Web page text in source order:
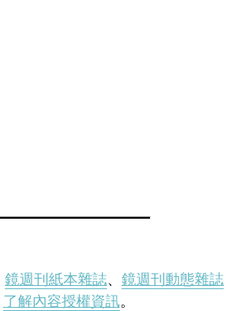
鏡週刊紙本雜誌、 鏡週刊動態雜誌
了解內容授權資訊。